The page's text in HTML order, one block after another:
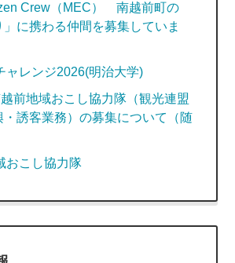
Crew（MEC） 南越前町の
」に携わる仲間を募集していま
ャレンジ2026(明治大学)
前地域おこし協力隊（観光連盟
・誘客業務）の募集について（随
おこし協力隊